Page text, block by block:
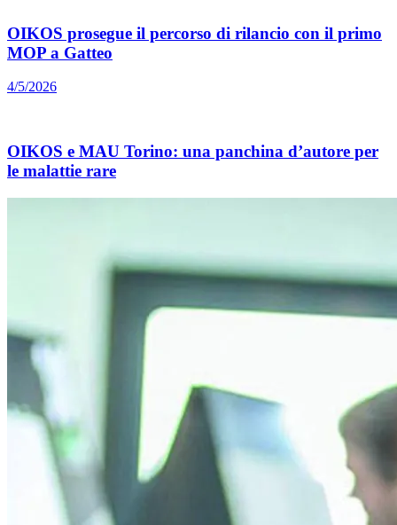
OIKOS prosegue il percorso di rilancio con il primo
MOP a Gatteo
4/5/2026
OIKOS e MAU Torino: una panchina d’autore per
le malattie rare